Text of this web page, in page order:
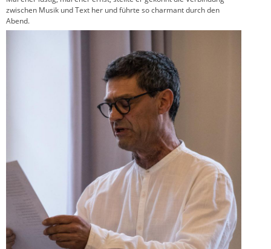
zwischen Musik und Text her und führte so charmant durch den
Abend.